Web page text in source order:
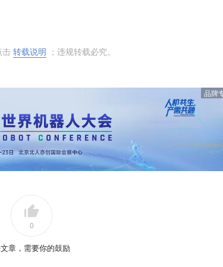
击 转载说明 ；违规转载必究。
品牌
0
章，需要你的鼓励